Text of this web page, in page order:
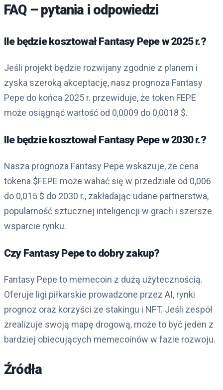
FAQ – pytania i odpowiedzi
Ile będzie kosztował Fantasy Pepe w 2025 r.?
Jeśli projekt będzie rozwijany zgodnie z planem i
zyska szeroką akceptację, nasz prognoza Fantasy
Pepe do końca 2025 r. przewiduje, że token FEPE
może osiągnąć wartość od 0,0009 do 0,0018 $.
Ile będzie kosztował Fantasy Pepe w 2030 r.?
Nasza prognoza Fantasy Pepe wskazuje, że cena
tokena $FEPE może wahać się w przedziale od 0,006
do 0,015 $ do 2030 r., zakładając udane partnerstwa,
popularność sztucznej inteligencji w grach i szersze
wsparcie rynku.
Czy Fantasy Pepe to dobry zakup?
Fantasy Pepe to memecoin z dużą użytecznością.
Oferuje ligi piłkarskie prowadzone przez AI, rynki
prognoz oraz korzyści ze stakingu i NFT. Jeśli zespół
zrealizuje swoją mapę drogową, może to być jeden z
bardziej obiecujących memecoinów w fazie rozwoju.
Źródła